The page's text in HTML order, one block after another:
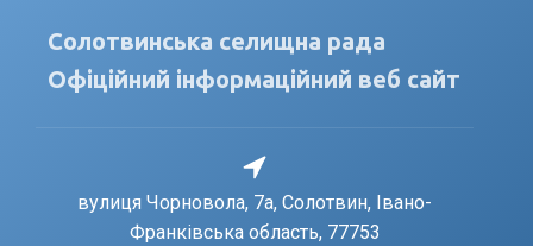
Солотвинська селищна рада
Офіційний інформаційний веб сайт
вулиця Чорновола, 7a, Солотвин, Івано-
Франківська область, 77753